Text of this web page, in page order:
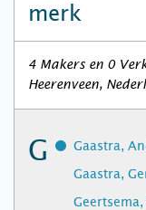
merk
4 Makers en 0
Heerenveen,
G
Gaastra,
Gaastra,